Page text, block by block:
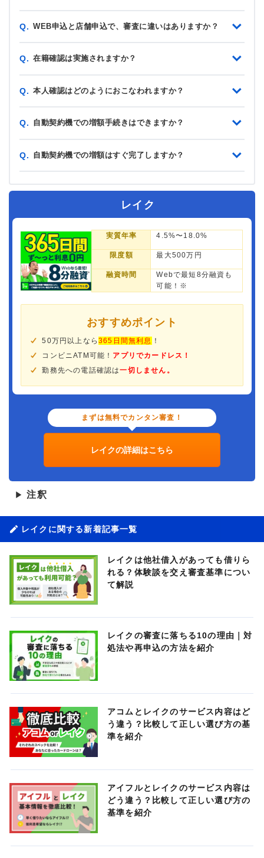
Q. WEB申込と店舗申込で、審査に違いはありますか？
Q. 在籍確認は実施されますか？
Q. 本人確認はどのようにおこなわれますか？
Q. 自動契約機での増額手続きはできますか？
Q. 自動契約機での増額はすぐ完了しますか？
レイク
実質年率 4.5%〜18.0%
限度額 最大500万円
融資時間
Webで最短8分融資も
可能！※
おすすめポイント
50万円以上なら365日間無利息
！
コンビニATM可能！ アプリでカードレス！
勤務先への電話確認は一切しません。
まずは無料でカンタン審査！
レイクの詳細はこちら
▶ 注釈
レイクに関する新着記事一覧
レイクは他社借入があっても借りら
れる？体験談を交え審査基準につい
て解説
レイクの審査に落ちる10の理由｜対
処法や再申込の方法を紹介
アコムとレイクのサービス内容はど
う違う？比較して正しい選び方の基
準を紹介
アイフルとレイクのサービス内容は
どう違う？比較して正しい選び方の
基準を紹介